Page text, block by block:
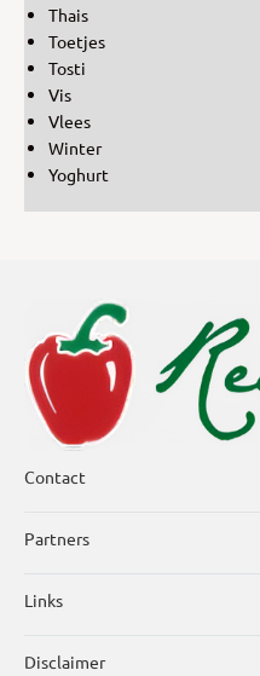
Thais
Toetjes
Tosti
Vis
Vlees
Winter
Yoghurt
Contact
Partners
Links
Disclaimer